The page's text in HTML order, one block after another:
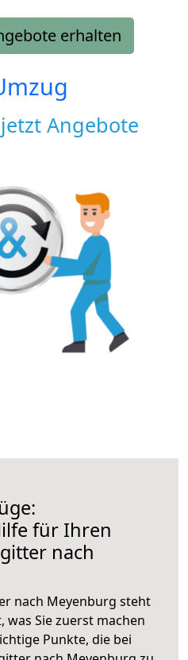
erhalten
Angebote
für Ihren
nach
nach Meyenburg steht
was Sie zuerst machen
Punkte, die bei